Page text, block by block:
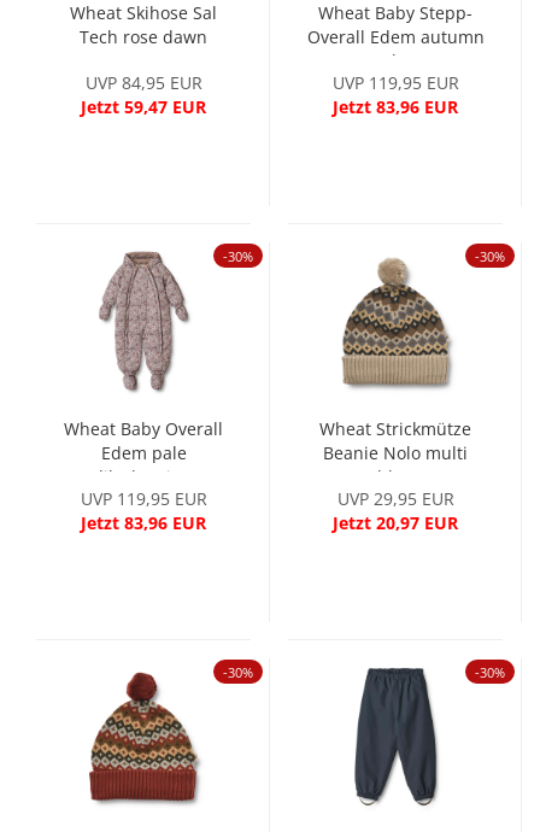
Wheat Skihose Sal
Tech rose dawn
UVP 84,95 EUR
Jetzt 59,47 EUR
Wheat Baby Stepp-
Overall Edem autumn
sky
UVP 119,95 EUR
Jetzt 83,96 EUR
-30%
Wheat Baby Overall
Edem pale
lilacberries
UVP 119,95 EUR
Jetzt 83,96 EUR
-30%
Wheat Strickmütze
Beanie Nolo multi
blue
UVP 29,95 EUR
Jetzt 20,97 EUR
-30% -30%